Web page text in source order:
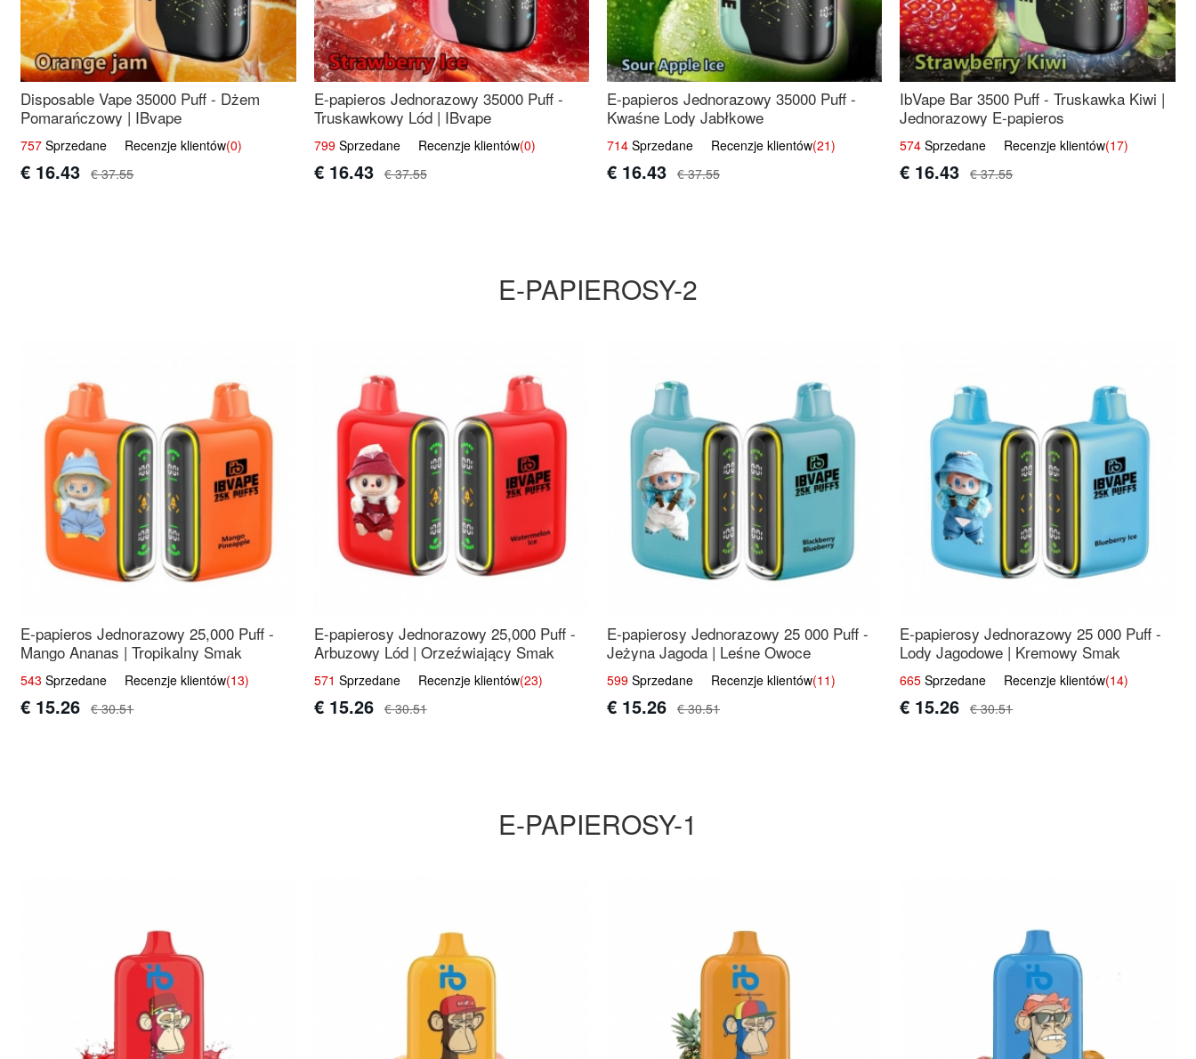
Disposable Vape 35000 Puff - Dżem
Pomarańczowy | IBvape
757 Sprzedane Recenzje klientów(0)
€ 16.43 € 37.55
E-papieros Jednorazowy 35000 Puff -
Truskawkowy Lód | IBvape
799Sprzedane Recenzje klientów(0)
€ 16.43 € 37.55
E-papieros Jednorazowy 35000 Puff -
Kwaśne Lody Jabłkowe
714Sprzedane Recenzje klientów(21)
€ 16.43 € 37.55
IbVape Bar 3500 Puff - Truskawka Kiwi |
Jednorazowy E-papieros
574 Sprzedane Recenzje klientów(17)
€ 16.43 € 37.55
E-PAPIEROSY-2
E-papieros Jednorazowy 25,000 Puff -
Mango Ananas | Tropikalny Smak
543 Sprzedane Recenzje klientów(13)
€ 15.26 € 30.51
E-papierosy Jednorazowy 25,000 Puff -
Arbuzowy Lód | Orzeźwiający Smak
571 Sprzedane Recenzje klientów(23)
€ 15.26 € 30.51
E-papierosy Jednorazowy 25 000 Puff -
Jeżyna Jagoda | Leśne Owoce
599Sprzedane Recenzje klientów(11)
€ 15.26 € 30.51
E-papierosy Jednorazowy 25 000 Puff -
Lody Jagodowe | Kremowy Smak
665 Sprzedane Recenzje klientów(14)
€ 15.26 € 30.51
E-PAPIEROSY-1